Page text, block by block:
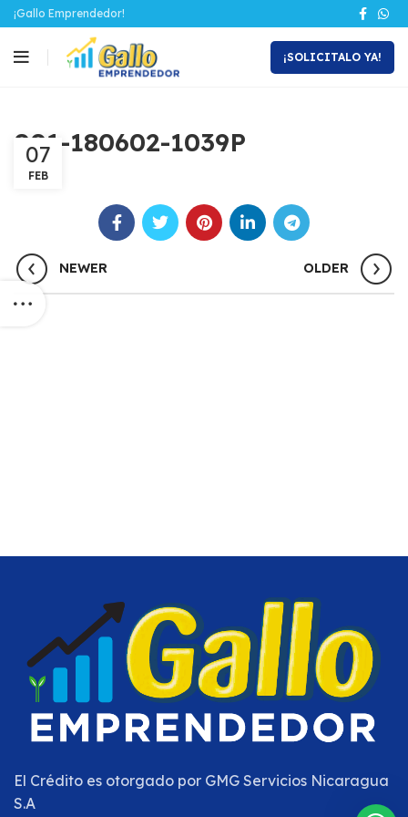
¡Gallo Emprendedor!
¡SOLICITALO YA!
001-180602-1039P
07
FEB
NEWER OLDER
El Crédito es otorgado por GMG Servicios Nicaragua
S.A